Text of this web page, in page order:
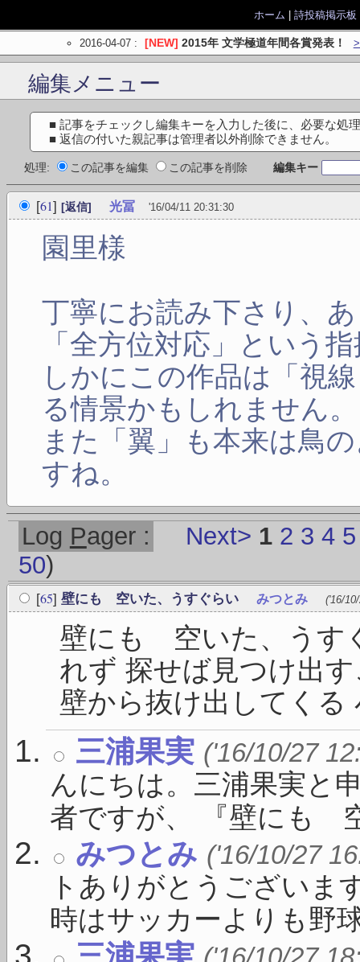
ホーム 詩投稿掲示板
2016-04-07: [NEW] 2015年 文学極道年間各賞発表！
編集メニュー
■ 記事をチェックし編集キーを入力した後に、必要な処
■ 返信の付いた親記事は管理者以外削除できません。
処理: この記事を編集 この記事を削除 編集キー
[61] [返信] 光冨 '16/04/11 20:31:30
園里様
丁寧にお読み下さり、
「全方位対応」という
しかにこの作品は「視
る情景かもしれません。
また「翼」も本来は鳥
すね。
Log Pager : Next> 1 2 3 4 5
50)
[65] 壁にも 空いた、うすぐらい みつとみ ('16/
壁にも 空いた、うす
れず 探せば見つけ出
壁から抜け出してくる
三浦果実 ('16/10/27
んにちは。三浦果実と
者ですが、 『壁にも
みつとみ ('16/10/27
トありがとうございま
時はサッカーよりも野